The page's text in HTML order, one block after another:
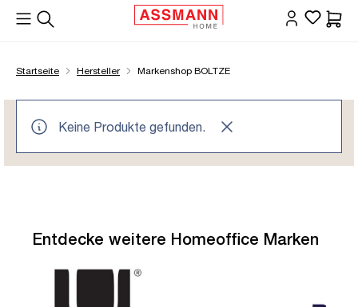
springen
Startseite Hersteller Markenshop BOLTZE
Keine Produkte gefunden.
Entdecke weitere Homeoffice Marken